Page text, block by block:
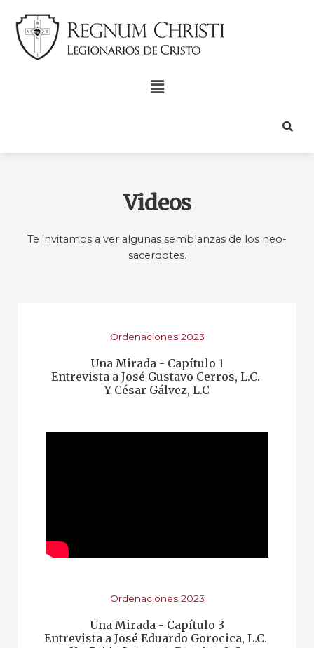
Videos
Te invitamos a ver algunas semblanzas de los neo-
sacerdotes.
Ordenaciones 2023
Una Mirada - Capítulo 1
Entrevista a José Gustavo Cerros, L.C.
Y César Gálvez, L.C
Ordenaciones 2023
Una Mirada - Capítulo 3
Entrevista a José Eduardo Gorocica, L.C.